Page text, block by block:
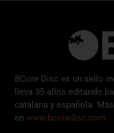
BCore Disc es un sello
lleva 35 años editando
catalana y española.
en www.bcoredisc.com